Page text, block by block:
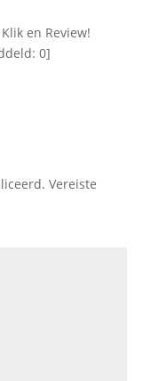
en Review!
0]
Vereiste